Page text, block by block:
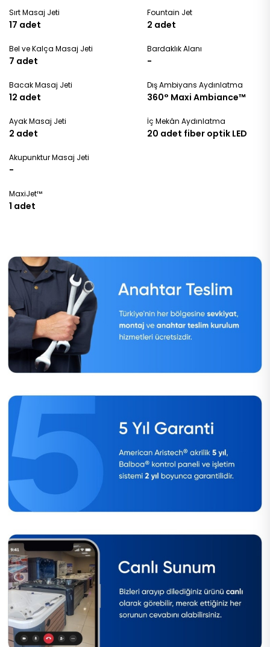
Sırt Masaj Jeti
17 adet
Bel ve Kalça Masaj Jeti
7 adet
Bacak Masaj Jeti
12 adet
Ayak Masaj Jeti
2 adet
Akupunktur Masaj Jeti
-
MaxiJet™
1 adet
Fountain Jet
2 adet
Bardaklık Alanı
-
Dış Ambiyans Aydınlatma
360° Maxi Ambiance™
İç Mekân Aydınlatma
20 adet fiber optik LED